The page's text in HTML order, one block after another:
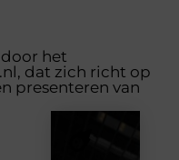
het
dat zich richt op
presenteren van